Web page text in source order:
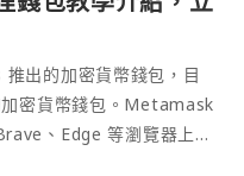
出的加密貨幣錢包，目
密貨幣錢包。Metamask
、Edge 等瀏覽器上作
非常方便。